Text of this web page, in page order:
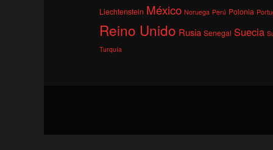
Liechtenstein México Noruega Perú Polonia
Reino Unido Rusia Senegal Suecia
Turquía